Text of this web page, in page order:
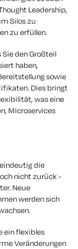
Leadership,
Silos zu
zu erfüllen.
den Großteil
haben,
sowie
Dies bringt
was eine
Microservices
die
nicht zurück -
Neue
werden sich
ein flexibles
Veränderungen